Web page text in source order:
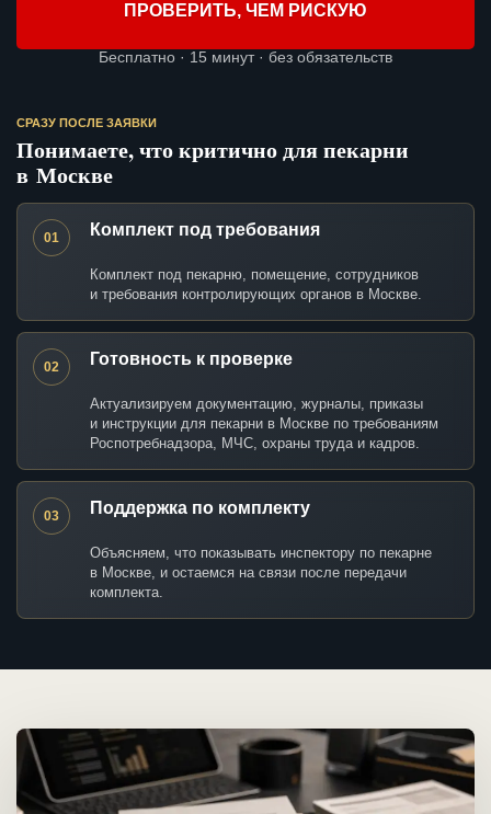
ПРОВЕРИТЬ, ЧЕМ РИСКУЮ
Бесплатно · 15 минут · без обязательств
СРАЗУ ПОСЛЕ ЗАЯВКИ
Понимаете, что критично для пекарни
в Москве
01 Комплект под требования
Комплект под пекарню, помещение, сотрудников
и требования контролирующих органов в Москве.
02 Готовность к проверке
Актуализируем документацию, журналы, приказы
и инструкции для пекарни в Москве по требованиям
Роспотребнадзора, МЧС, охраны труда и кадров.
03 Поддержка по комплекту
Объясняем, что показывать инспектору по пекарне
в Москве, и остаемся на связи после передачи
комплекта.